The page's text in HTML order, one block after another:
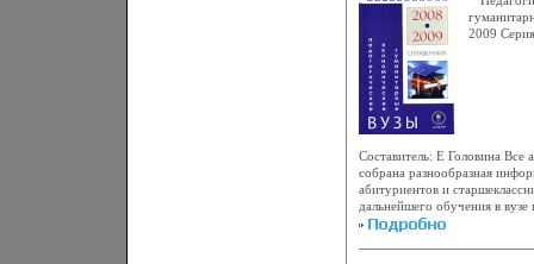
государственном экзамене
по математике и русскому
2009
Составитель: Е Головина Все
собрана разнообразная
абитуриентов и
дальнейшего обучения в
эконоаыюиымические или